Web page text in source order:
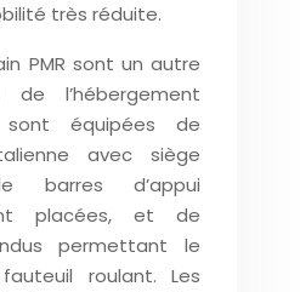
très réduite.
PMR sont un autre
l’hébergement
sont équipées de
avec siège
barres d’appui
placées, et de
permettant le
roulant. Les